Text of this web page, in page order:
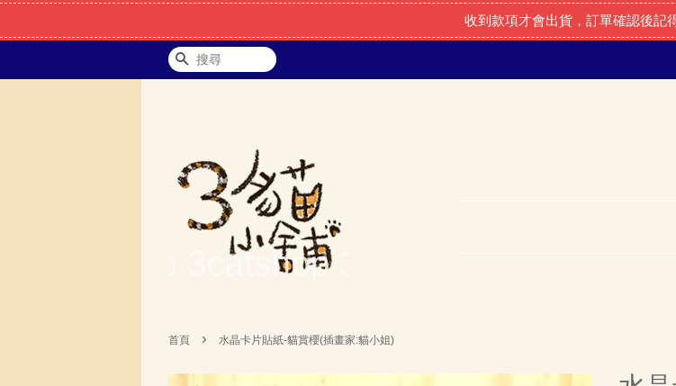
收到款項才會出貨，訂單確認後記
搜尋
首頁 › 水晶卡片貼紙-貓賞櫻(插畫家:貓小姐)